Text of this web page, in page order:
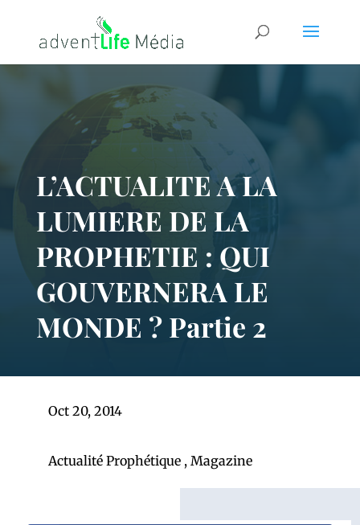
L’ACTUALITE A LA
LUMIERE DE LA
PROPHETIE : QUI
GOUVERNERA LE
MONDE ? Partie 2
Oct 20, 2014
Actualité Prophétique, Magazine